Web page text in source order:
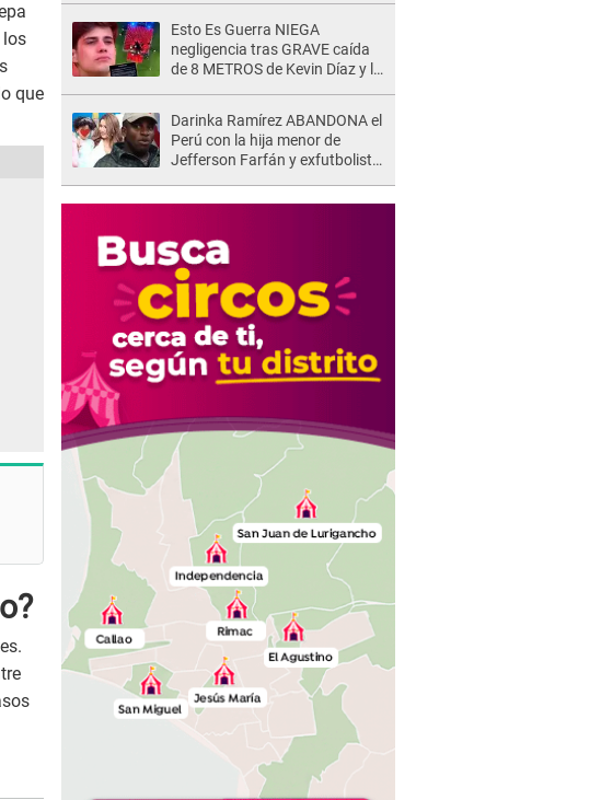
los
que
Esto Es Guerra NIEGA
negligencia tras GRAVE caída
de 8 METROS de Kevin Díaz y lo
Darinka Ramírez ABANDONA el
Perú con la hija menor de
Jefferson Farfán y exfutbolista